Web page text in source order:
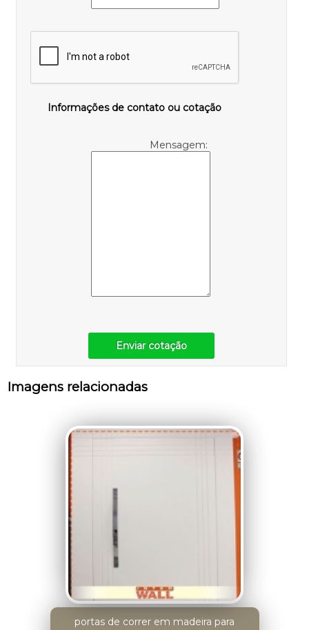
Informações de contato ou cotação
Mensagem:
Enviar cotação
Imagens relacionadas
portas de correr em madeira para